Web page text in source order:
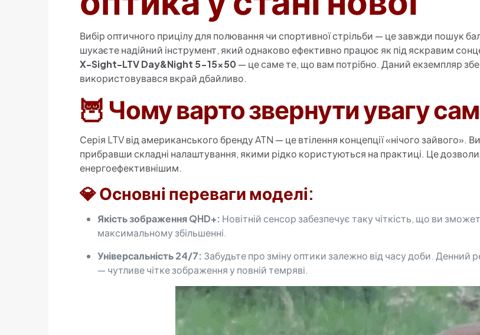
Вибір оптичного прицілу для полювання чи спортивної стрільби — це завжди пошук
шукаєте надійний інструмент, який однаково ефективно працює як під яскравим
X-Sight-LTV Day&Night 5-15×50 — це саме те, що вам потрібно. Даний екземпляр
використовувався вкрай дбайливо.
🦉 Чому варто звернути увагу
Серія LTV від американського бренду ATN — це втілення концепції «нічого зайвого».
прибравши складні налаштування, якими рідко користуються на практиці. Це
енергоефективнішим.
💎 Основні переваги моделі:
Якість зображення QHD+: Новітній сенсор забезпечує таку чіткість, що ви
максимальному збільшенні.
Універсальність 24/7: Забудьте про зміну оптики залежно від часу доби. Денний
— чутливе чітке зображення у повній темряві.